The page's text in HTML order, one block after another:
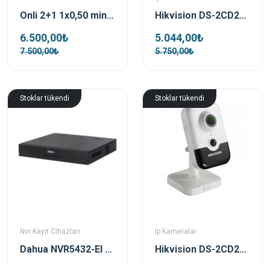
Onli 2+1 1x0,50 mini Coax 2x0,50mm 500 metre Harici Siyah CCTV Kamera Kablosu
6.500,00₺
7.500,00₺
Hikvision DS-2CD2183G2-IU Acusense 8 MP 4mm Lens Dome Güvenlik Kamerası
5.044,00₺
5.750,00₺
Stoklar tükendi
Nvr Kayıt Cihazları
Dahua NVR5432-EI 32 Kanal Nvr Kayıt Cihazı
Stoklar tükendi
Ip Kameralar
Hikvision DS-2CD2443G0-IW 4 MP 2.8 mm Lens PoE Wi-Fi Sesli Cube IP Güvenlik Kamerası